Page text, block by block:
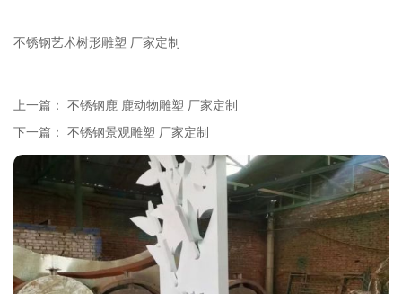
不锈钢艺术树形雕塑 厂家定制
上一篇： 不锈钢鹿 鹿动物雕塑 厂家定制
下一篇： 不锈钢景观雕塑 厂家定制